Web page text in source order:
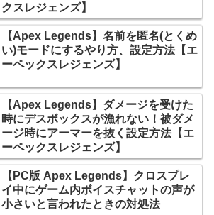
クスレジェンズ】
【Apex Legends】名前を匿名(とくめ
い)モードにするやり方、設定方法【エ
ーペックスレジェンズ】
【Apex Legends】ダメージを受けた
時にデスボックスが漁れない！被ダメ
ージ時にアーマーを抜く設定方法【エ
ーペックスレジェンズ】
【PC版 Apex Legends】クロスプレ
イ中にゲーム内ボイスチャットの声が
小さいと言われたときの対処法